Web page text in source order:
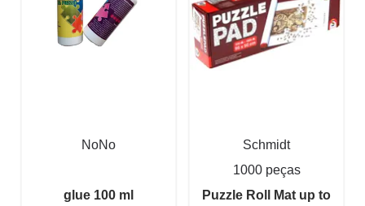
NoNo
glue 100 ml
Schmidt
1000 peças
Puzzle Roll Mat up to